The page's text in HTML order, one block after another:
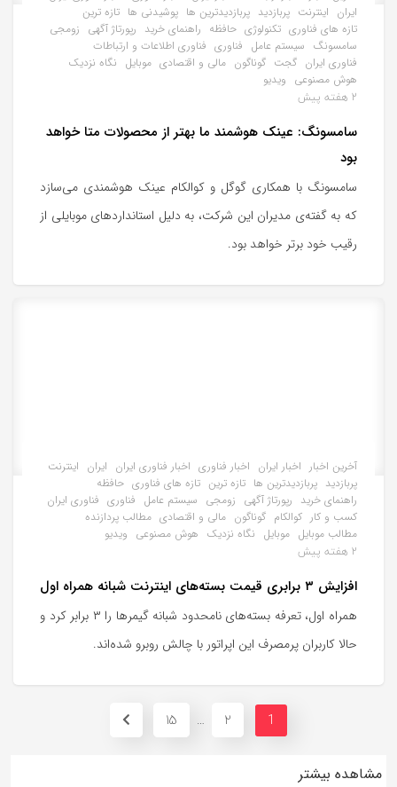
ایران اینترنت پربازدید پربازدیدترین ها پوشیدنی ها تازه ترین
تازه های فناوری تکنولوژی حافظه راهنمای خرید رپورتاژ آگهی زومجی
سامسونگ سیستم عامل فناوری فناوری اطلاعات و ارتباطات
فناوری ایران گجت گوناگون مالی و اقتصادی موبایل نگاه نزدیک
هوش مصنوعی ویدیو
2 هفته پیش
سامسونگ: عینک هوشمند ما بهتر از محصولات متا خواهد
بود
سامسونگ با همکاری گوگل و کوالکام عینک هوشمندی می‌سازد
که به گفته‌ی مدیران این شرکت، به دلیل استانداردهای موبایلی از
رقیب خود برتر خواهد بود.
آخرین اخبار اخبار ایران اخبار فناوری اخبار فناوری ایران ایران اینترنت
پربازدید پربازدیدترین ها تازه ترین تازه های فناوری حافظه
راهنمای خرید رپورتاژ آگهی زومجی سیستم عامل فناوری فناوری ایران
کسب و کار کوالکام گوناگون مالی و اقتصادی مطالب پردازنده
مطالب موبایل موبایل نگاه نزدیک هوش مصنوعی ویدیو
2 هفته پیش
افزایش ۳ برابری قیمت بسته‌های اینترنت شبانه همراه اول
همراه اول، تعرفه بسته‌های نامحدود شبانه گیمرها را ۳ برابر کرد و‌
حالا کاربران پرمصرف این اپراتور با چالش روبرو شده‌اند.
1
2
…
15
مشاهده بیشتر